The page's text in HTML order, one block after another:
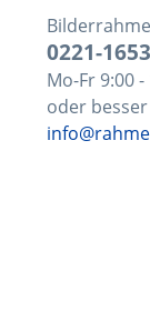
0221-
Mo-Fr 9:00
oder